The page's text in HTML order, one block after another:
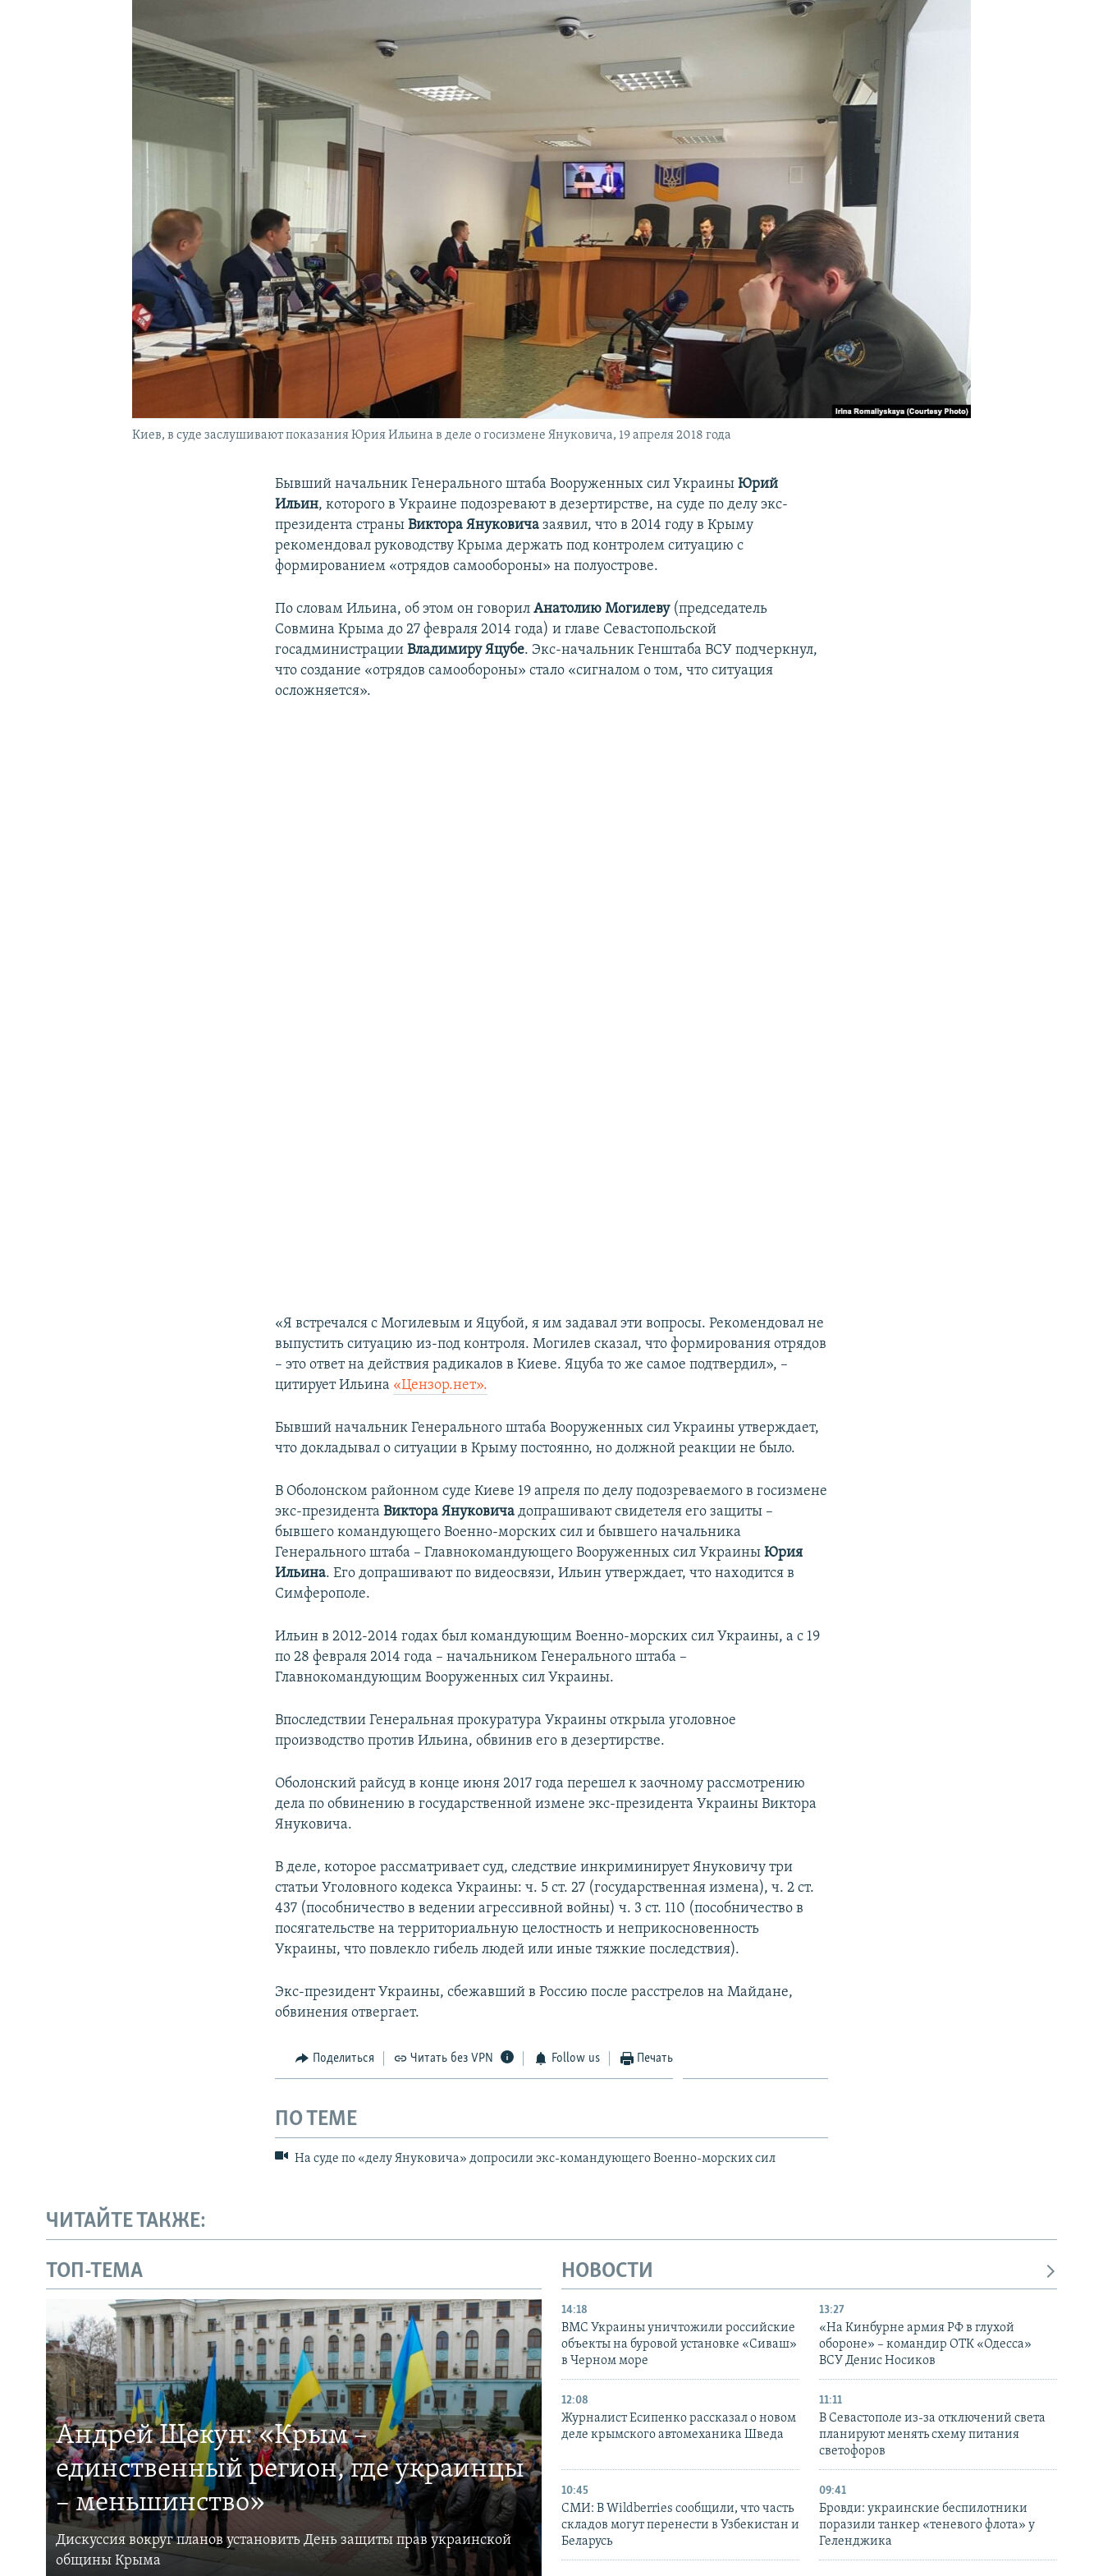
КРЫМ.НЕПОКОРЕННЫЙ
УКРАИНСКАЯ ПРОБЛЕМА КРЫМА
Киев, в суде заслушивают показания Юрия Ильина в деле о госизмене Януковича, 19 апреля 2018 года
Бывший начальник Генерального штаба Вооруженных сил УкраиныЮрий
Ильин, которого в Украине подозревают в дезертирстве, на суде по делу экс-
президента страныВиктора Януковича заявил, что в 2014 году в Крыму
рекомендовал руководству Крыма держать под контролем ситуацию с
формированием «отрядов самообороны» на полуострове.
По словам Ильина, об этом он говорилАнатолию Могилеву (председатель
Совмина Крыма до 27 февраля 2014 года) и главе Севастопольской
госадминистрацииВладимиру Яцубе. Экс-начальник Генштаба ВСУ подчеркнул,
что создание «отрядов самообороны» стало «сигналом о том, что ситуация
осложняется».
«Я встречался с Могилевым и Яцубой, я им задавал эти вопросы. Рекомендовал не
выпустить ситуацию из-под контроля. Могилев сказал, что формирования отрядов
– это ответ на действия радикалов в Киеве. Яцуба то же самое подтвердил», –
цитирует Ильина «Цензор.нет».
Бывший начальник Генерального штаба Вооруженных сил Украины утверждает,
что докладывал о ситуации в Крыму постоянно, но должной реакции не было.
В Оболонском районном суде Киеве 19 апреля по делу подозреваемого в госизмене
экс-президентаВиктора Януковича допрашивают свидетеля его защиты –
бывшего командующего Военно-морских сил и бывшего начальника
Генерального штаба – Главнокомандующего Вооруженных сил УкраиныЮрия
Ильина. Его допрашивают по видеосвязи, Ильин утверждает, что находится в
Симферополе.
Ильин в 2012-2014 годах был командующим Военно-морских сил Украины, а с 19
по 28 февраля 2014 года – начальником Генерального штаба –
Главнокомандующим Вооруженных сил Украины.
Впоследствии Генеральная прокуратура Украины открыла уголовное
производство против Ильина, обвинив его в дезертирстве.
Оболонский райсуд в конце июня 2017 года перешел к заочному рассмотрению
дела по обвинению в государственной измене экс-президента Украины Виктора
Януковича.
В деле, которое рассматривает суд, следствие инкриминирует Януковичу три
статьи Уголовного кодекса Украины: ч. 5 ст. 27 (государственная измена), ч. 2 ст.
437 (пособничество в ведении агрессивной войны) ч. 3 ст. 110 (пособничество в
посягательстве на территориальную целостность и неприкосновенность
Украины, что повлекло гибель людей или иные тяжкие последствия).
Экс-президент Украины, сбежавший в Россию после расстрелов на Майдане,
обвинения отвергает.
Поделиться Читать без VPN Follow us Печать
ПО ТЕМЕ
На суде по «делу Януковича» допросили экс-командующего Военно-морских сил
ЧИТАЙТЕ ТАКЖЕ:
ТОП-ТЕМА
Андрей Щекун: «Крым –
единственный регион, где украинцы
– меньшинство»
Дискуссия вокруг планов установить День защиты прав украинской
общины Крыма
НОВОСТИ
14:18
ВМС Украины уничтожили российские
объекты на буровой установке «Сиваш»
в Черном море
13:27
«На Кинбурне армия РФ в глухой
обороне» – командир ОТК «Одесса»
ВСУ Денис Носиков
12:08
Журналист Есипенко рассказал о новом
деле крымского автомеханика Шведа
11:11
В Севастополе из-за отключений света
планируют менять схему питания
светофоров
10:45
СМИ: В Wildberries сообщили, что часть
складов могут перенести в Узбекистан и
Беларусь
09:41
Бровди: украинские беспилотники
поразили танкер «теневого флота» у
Геленджика